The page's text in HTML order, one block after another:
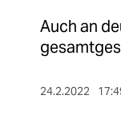
Auch an
24.2.2022